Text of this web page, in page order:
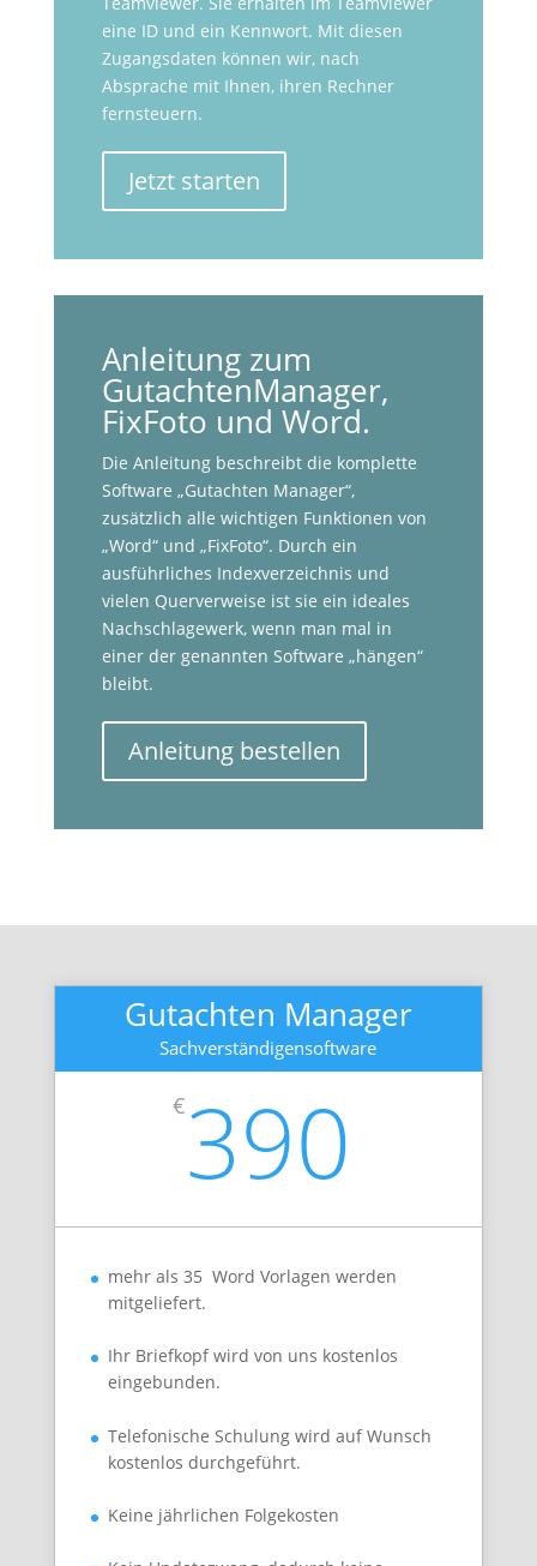
eine ID und ein Kennwort. Mit diesen
Zugangsdaten können wir, nach
Absprache mit Ihnen, ihren Rechner
fernsteuern.
Jetzt starten
Anleitung zum
GutachtenManager,
FixFoto und Word.
Die Anleitung beschreibt die komplette
Software „Gutachten Manager“,
zusätzlich alle wichtigen Funktionen von
„Word“ und „FixFoto“. Durch ein
ausführliches Indexverzeichnis und
vielen Querverweise ist sie ein ideales
Nachschlagewerk, wenn man mal in
einer der genannten Software „hängen“
bleibt.
Anleitung bestellen
Gutachten Manager
Sachverständigensoftware
€390
mehr als 35 Word Vorlagen werden
mitgeliefert.
Ihr Briefkopf wird von uns kostenlos
eingebunden.
Telefonische Schulung wird auf Wunsch
kostenlos durchgeführt.
Keine jährlichen Folgekosten